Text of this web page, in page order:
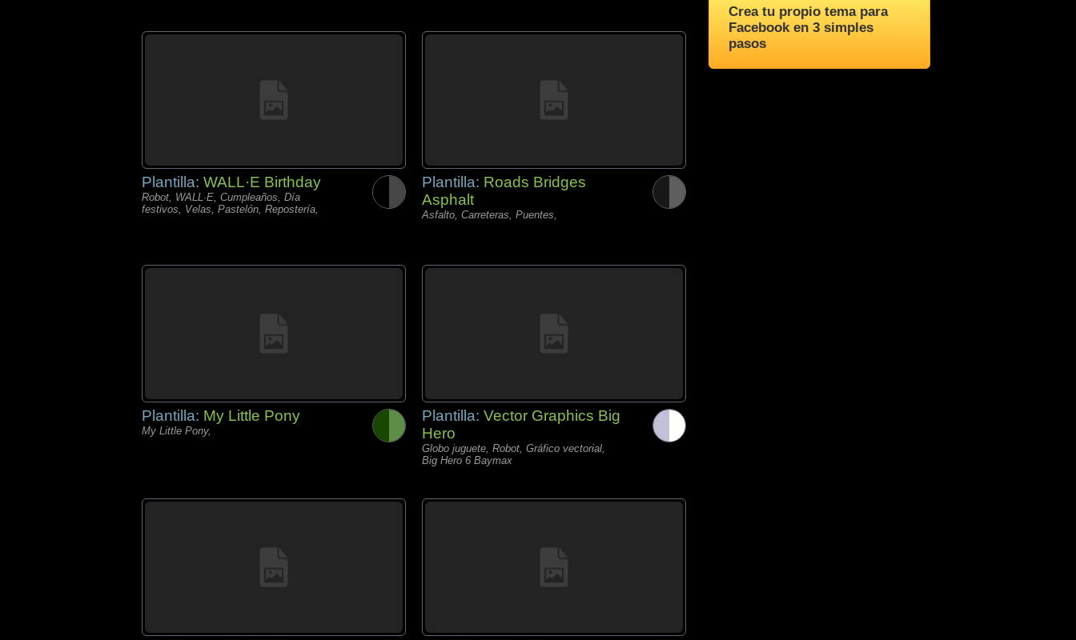
Plantilla: WALL·E Birthday
Robot, WALL·E, Cumpleaños, Día
festivos, Velas, Pastelón, Repostería,
Plantilla: Roads Bridges
Asphalt
Asfalto, Carreteras, Puentes,
Plantilla: My Little Pony
My Little Pony,
Plantilla: Vector Graphics Big
Hero
Globo juguete, Robot, Gráfico vectorial,
Big Hero 6 Baymax
Crea tu propio tema para
Facebook en 3 simples
pasos